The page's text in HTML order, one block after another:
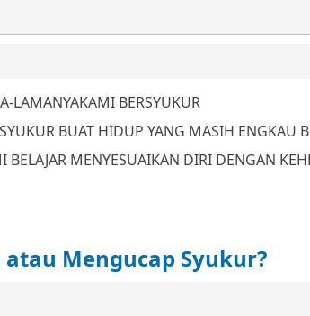
LAMANYAKAMI BERSYUKUR
BUAT HIDUP YANG MASIH ENGKAU
BELAJAR MENYESUAIKAN DIRI DENGAN
Mengucap Syukur?